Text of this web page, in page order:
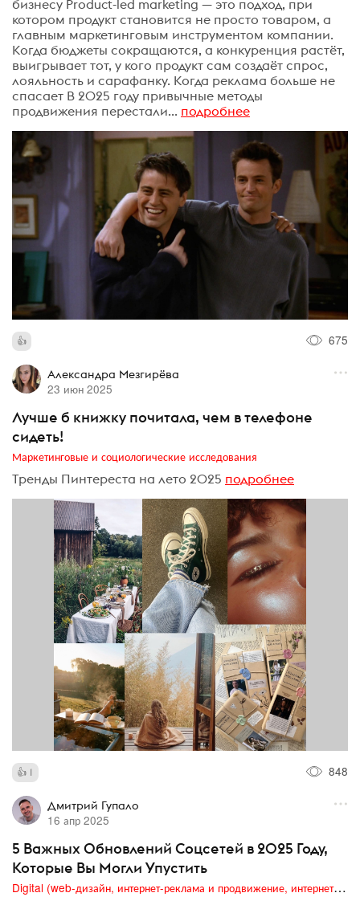
бизнесу Product-led marketing — это подход, при
котором продукт становится не просто товаром, а
главным маркетинговым инструментом компании.
Когда бюджеты сокращаются, а конкуренция растёт,
выигрывает тот, у кого продукт сам создаёт спрос,
лояльность и сарафанку. Когда реклама больше не
спасает В 2025 году привычные методы
продвижения перестали... подробнее
675
Александра Мезгирёва
23 июн 2025
Лучше б книжку почитала, чем в телефоне
сидеть!
Маркетинговые и социологические исследования
Тренды Пинтереста на лето 2025 подробнее
1 848
Дмитрий Гупало
16 апр 2025
5 Важных Обновлений Соцсетей в 2025 Году,
Которые Вы Могли Упустить
Digital (web-дизайн, интернет-реклама и продвижение, интернет-сообщества и блоги, интернет-коммуникации, мобильный маркетинг, реклама на цифровых экранах)